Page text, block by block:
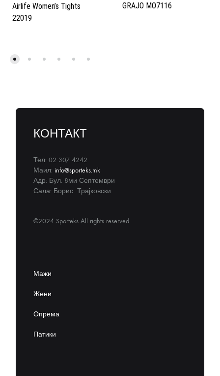
Airlife Women’s Tights
22019
GRAJO MO7116
КОНТАКТ
Тел: 02 307 4242
Маил: info@sporteks.mk
Адр: Бул. 8ми Септември
Сала: Борис Трајковски
©2024 Sporteks All rights reserved
Мажи
Жени
Опрема
Патики